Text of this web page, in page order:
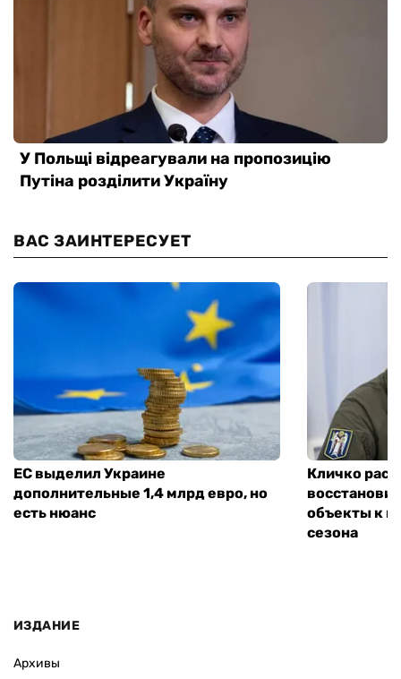
ВАС ЗАИНТЕРЕСУЕТ
ЕС выделил Украине
дополнительные 1,4 млрд евро, но
есть нюанс
Кличко
объекты к
сезона
ИЗДАНИЕ
Архивы